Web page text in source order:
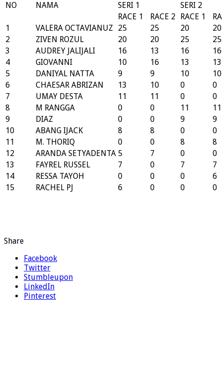
NO NAMA SERI 1
SERI 2
RACE 1
RACE 2 RACE 1
1
VALERA OCTAVIANUZ 25 25 20
20
2
ZIVEN ROZUL 20 20 25
25
3
AUDREY JALIJALI 16 13 16
16
4
GIOVANNI 10 16 13
13
5
DANIYAL NATTA 9 9 10
10
6
CHAESAR ABRIZAN 13 10 0
0
7
UMAY DESTA 11 11 0
0
8
M RANGGA 0 0 11
11
9
DIAZ 0 0 9
9
10
ABANG IJACK 8 8 0
0
11
M. THORIQ 0 0 8
8
12
ARANDA SETYADENTA 5 7 0
0
13
FAYREL RUSSEL 7 0 7
7
14
RESSA TAYOH 0 0 0
6
15
RACHEL PJ 6 0 0 0
Share
Facebook
Twitter
Stumbleupon
LinkedIn
Pinterest